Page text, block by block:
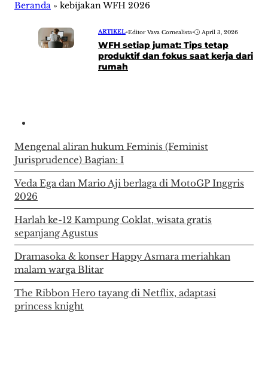
Beranda » kebijakan WFH 2026
ARTIKEL•Editor Vava Cornealista• April 3, 2026
WFH setiap jumat: Tips tetap
produktif dan fokus saat kerja dari
rumah
Mengenal aliran hukum Feminis (Feminist
Jurisprudence) Bagian: I
Veda Ega dan Mario Aji berlaga di MotoGP Inggris
2026
Harlah ke-12 Kampung Coklat, wisata gratis
sepanjang Agustus
Dramasoka & konser Happy Asmara meriahkan
malam warga Blitar
The Ribbon Hero tayang di Netflix, adaptasi
princess knight